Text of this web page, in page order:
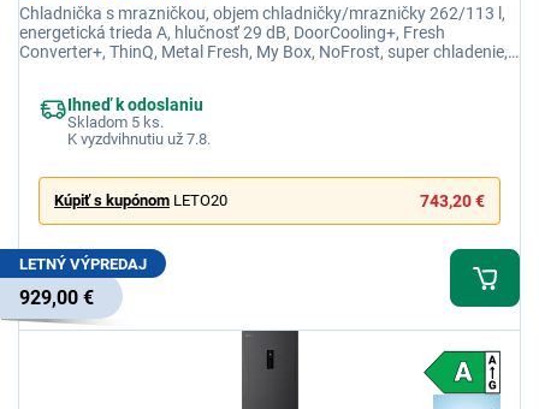
Chladnička s mrazničkou, objem chladničky/mrazničky 262/113 l,
energetická trieda A, hlučnosť 29 dB, DoorCooling+, Fresh
Converter+, ThinQ, Metal Fresh, My Box, NoFrost, super chladenie,
Ihneď k odoslaniu
Skladom 5 ks.
K vyzdvihnutiu už 7.8.
Kúpiť s kupónom LETO20 743,20 €
LETNÝ VÝPREDAJ
929,00 €